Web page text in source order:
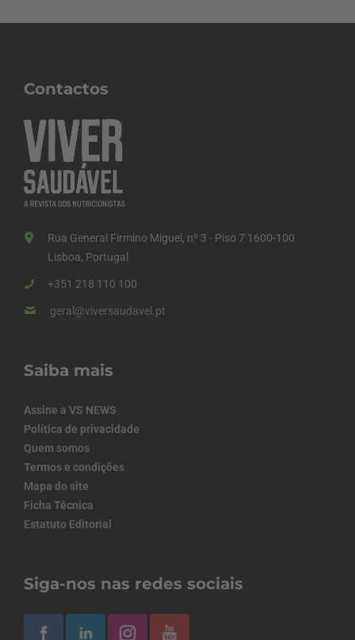
Contactos
Rua General Firmino Miguel, nº 3 - Piso 7 1600-100
Lisboa, Portugal
+351 218 110 100
geral@viversaudavel.pt
Saiba mais
Assine a VS NEWS
Política de privacidade
Quem somos
Termos e condições
Mapa do site
Ficha Técnica
Estatuto Editorial
Siga-nos nas redes sociais